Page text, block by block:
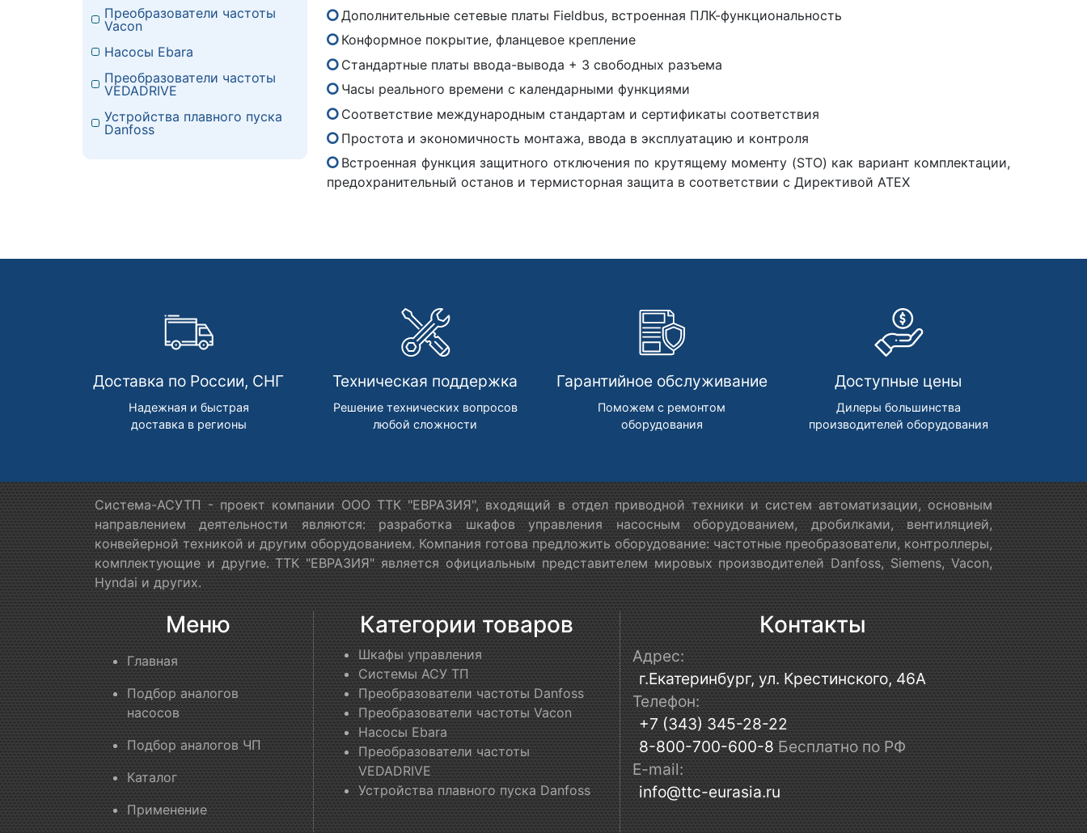
Дополнительные сетевые платы Fieldbus, встроенная ПЛК-функциональность
Конформное покрытие, фланцевое крепление
Стандартные платы ввода-вывода + 3 свободных разъема
Часы реального времени с календарными функциями
Соответствие международным стандартам и сертификаты соответствия
Простота и экономичность монтажа, ввода в эксплуатацию и контроля
Встроенная функция защитного отключения по крутящему моменту (STO) как вариант комплектации,
предохранительный останов и термисторная защита в соответствии с Директивой ATEX
Преобразователи частоты
Vacon
Насосы Ebara
Преобразователи частоты
VEDADRIVE
Устройства плавного пуска
Danfoss
Доставка по России, СНГ
Надежная и быстрая
доставка в регионы
Техническая поддержка
Решение технических вопросов
любой сложности
Гарантийное обслуживание
Поможем с ремонтом
оборудования
Доступные цены
Дилеры большинства
производителей оборудования
Система-АСУТП - проект компании ООО ТТК "ЕВРАЗИЯ", входящий в отдел приводной техники и систем автоматизации, основным
направлением деятельности являются: разработка шкафов управления насосным оборудованием, дробилками, вентиляцией,
конвейерной техникой и другим оборудованием. Компания готова предложить оборудование: частотные преобразователи, контроллеры,
комплектующие и другие. ТТК "ЕВРАЗИЯ" является официальным представителем мировых производителей Danfoss, Siemens, Vacon,
Hyndai и других.
Меню
Главная
Подбор аналогов
насосов
Подбор аналогов ЧП
Каталог
Применение
Категории товаров
Шкафы управления
Системы АСУ ТП
Преобразователи частоты Danfoss
Преобразователи частоты Vacon
Насосы Ebara
Преобразователи частоты
VEDADRIVE
Устройства плавного пуска Danfoss
Контакты
Адрес:
г.Екатеринбург, ул. Крестинского, 46А
Телефон:
+7 (343) 345-28-22
8-800-700-600-8 Бесплатно по РФ
E-mail:
info@ttc-eurasia.ru